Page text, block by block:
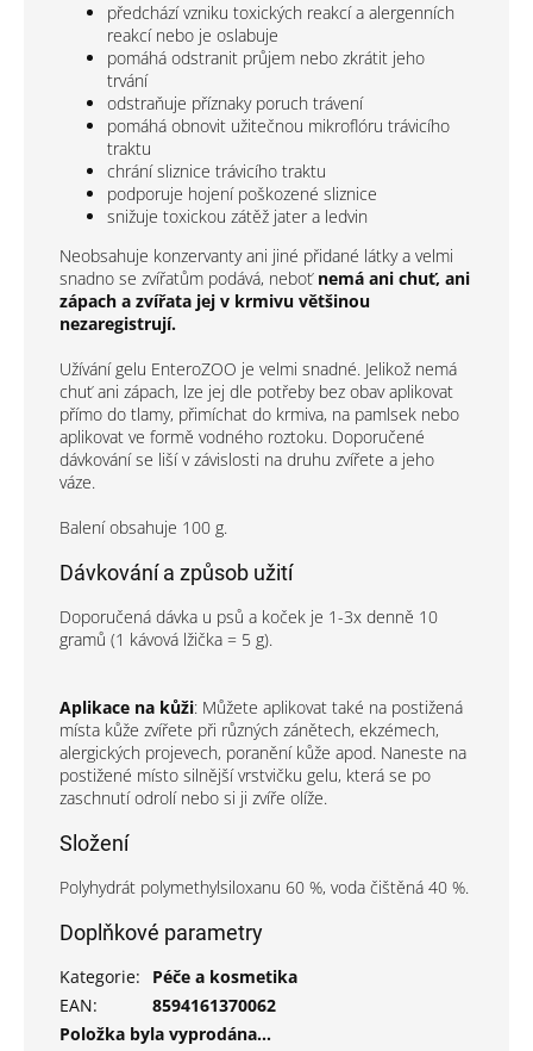
předchází vzniku toxických reakcí a alergenních
reakcí nebo je oslabuje
pomáhá odstranit průjem nebo zkrátit jeho
trvání
odstraňuje příznaky poruch trávení
pomáhá obnovit užitečnou mikroflóru trávicího
traktu
chrání sliznice trávicího traktu
podporuje hojení poškozené sliznice
snižuje toxickou zátěž jater a ledvin
Neobsahuje konzervanty ani jiné přidané látky a velmi
snadno se zvířatům podává, neboť nemá ani chuť, ani
zápach a zvířata jej v krmivu většinou
nezaregistrují.
Užívání gelu EnteroZOO je velmi snadné. Jelikož nemá
chuť ani zápach, lze jej dle potřeby bez obav aplikovat
přímo do tlamy, přimíchat do krmiva, na pamlsek nebo
aplikovat ve formě vodného roztoku. Doporučené
dávkování se liší v závislosti na druhu zvířete a jeho
váze.
Balení obsahuje 100 g.
Dávkování a způsob užití
Doporučená dávka u psů a koček je 1-3x denně 10
gramů (1 kávová lžička = 5 g).
Aplikace na kůži: Můžete aplikovat také na postižená
místa kůže zvířete při různých zánětech, ekzémech,
alergických projevech, poranění kůže apod. Naneste na
postižené místo silnější vrstvičku gelu, která se po
zaschnutí odrolí nebo si ji zvíře olíže.
Složení
Polyhydrát polymethylsiloxanu 60 %, voda čištěná 40 %.
Doplňkové parametry
Kategorie:
Péče a kosmetika
EAN:
8594161370062
Položka byla vyprodána…